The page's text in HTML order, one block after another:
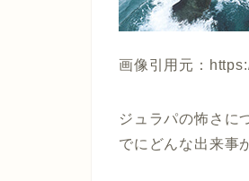
画像引用元：
ジュラパの怖さに
でにどんな出来事